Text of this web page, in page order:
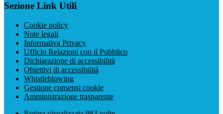
Sezione Link Utili
Cookie policy
Note legali
Informativa Privacy
Ufficio Relazioni con il Pubblico
Dichiarazione di accessibilità
Obiettivi di accessibilità
Whistleblowing
Gestione consensi cookie
Amministrazione trasparente